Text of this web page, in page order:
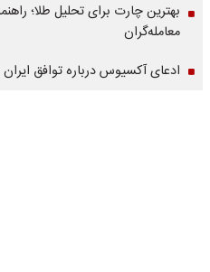
بهترین چارت برای تحلیل طلا؛
معامله‌گران
ادعای آکسیوس درباره توافق ایران